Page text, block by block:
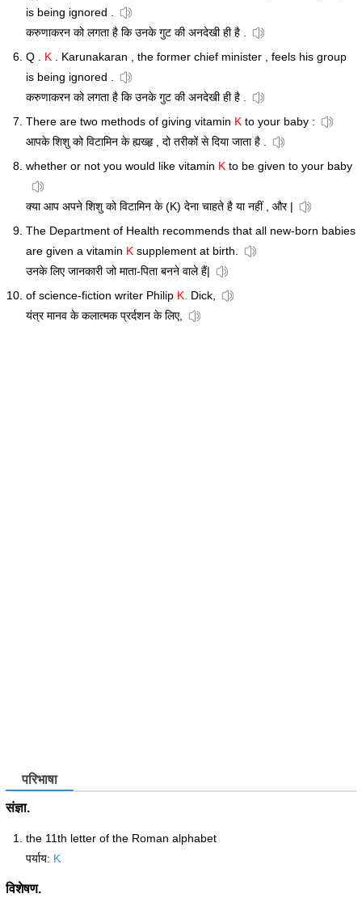
is being ignored .
करुणाकरन को लगता है कि उनके गुट की अनदेखी ही है .
Q . K . Karunakaran , the former chief minister , feels his group
is being ignored .
करुणाकरन को लगता है कि उनके गुट की अनदेखी ही है .
There are two methods of giving vitamin K to your baby :
आपके शिशु को विटामिन के ह्यख्हृ , दो तरीकों से दिया जाता है .
whether or not you would like vitamin K to be given to your baby
क्या आप अपने शिशु को विटामिन के (K) देना चाहते है या नहीं , और |
The Department of Health recommends that all new-born babies
are given a vitamin K supplement at birth.
उनके लिए जानकारी जो माता-पिता बनने वाले हैं|
of science-fiction writer Philip K. Dick,
यंत्र मानव के कलात्मक प्रर्दशन के लिए,
परिभाषा
संज्ञा.
the 11th letter of the Roman alphabet
पर्याय: K
विशेषण.